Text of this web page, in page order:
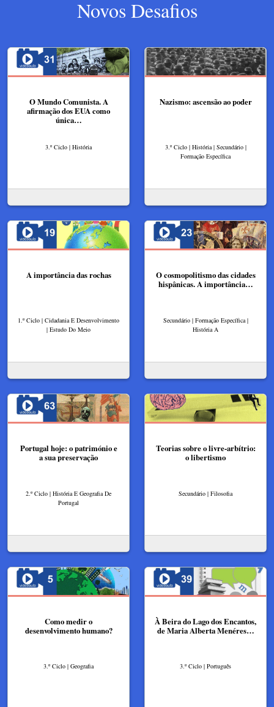
Novos Desafios
O Mundo Comunista. A
afirmação dos EUA como
única…
3.º Ciclo | História
Nazismo: ascensão ao poder
3.º Ciclo | História | Secundário |
Formação Específica
A importância das rochas
1.º Ciclo | Cidadania E Desenvolvimento
| Estudo Do Meio
O cosmopolitismo das cidades
hispânicas. A importância…
Secundário | Formação Específica |
História A
Portugal hoje: o património e
a sua preservação
2.º Ciclo | História E Geografia De
Portugal
Teorias sobre o livre-arbítrio:
o libertismo
Secundário | Filosofia
Como medir o
desenvolvimento humano?
3.º Ciclo | Geografia
À Beira do Lago dos Encantos,
de Maria Alberta Menéres…
3.º Ciclo | Português